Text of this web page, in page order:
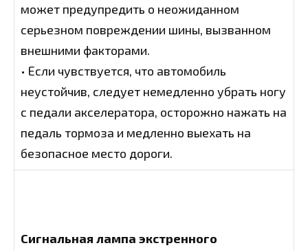
может предупредить о неожиданном
серьезном повреждении шины, вызванном
внешними факторами.
• Если чувствуется, что автомобиль
неустойчив, следует немедленно убрать ногу
с педали акселератора, осторожно нажать на
педаль тормоза и медленно выехать на
безопасное место дороги.
Сигнальная лампа экстренного